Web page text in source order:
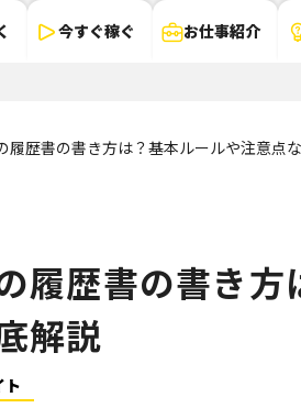
今すぐ稼ぐ お仕事紹介
履歴書の書き方は？基本ルールや注意点
履歴書の書き方
解説
ト